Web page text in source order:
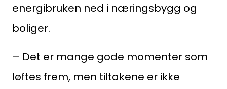
energibruken ned i næringsbygg og
boliger.
– Det er mange gode momenter som
løftes frem, men tiltakene er ikke